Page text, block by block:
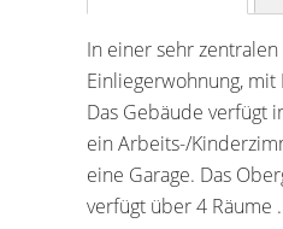
In einer sehr
Einliegerwohnung, mit
Das Gebäude verfügt
ein Arbeits-/
eine Garage. Das
verfügt über 4 Räume